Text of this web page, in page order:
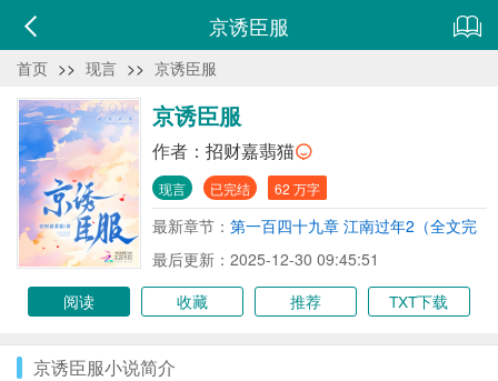
京诱臣服
首页 >> 现言 >> 京诱臣服
京诱臣服
作者： 招财嘉翡猫
现言 已完结 62 万字
最新章节： 第一百四十九章 江南过年2（全文完
结））
最后更新：2025-12-30 09:45:51
阅读
收藏 推荐 TXT下载
京诱臣服小说简介